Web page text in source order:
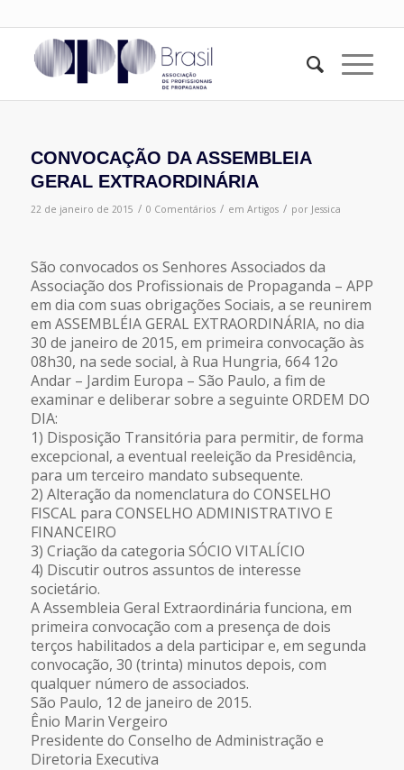
CONVOCAÇÃO DA ASSEMBLEIA
GERAL EXTRAORDINÁRIA
22 de janeiro de 2015 / 0 Comentários / em Artigos / por Jessica
São convocados os Senhores Associados da
Associação dos Profissionais de Propaganda – APP
em dia com suas obrigações Sociais, a se reunirem
em ASSEMBLÉIA GERAL EXTRAORDINÁRIA, no dia
30 de janeiro de 2015, em primeira convocação às
08h30, na sede social, à Rua Hungria, 664 12o
Andar – Jardim Europa – São Paulo, a fim de
examinar e deliberar sobre a seguinte ORDEM DO
DIA:
1) Disposição Transitória para permitir, de forma
excepcional, a eventual reeleição da Presidência,
para um terceiro mandato subsequente.
2) Alteração da nomenclatura do CONSELHO
FISCAL para CONSELHO ADMINISTRATIVO E
FINANCEIRO
3) Criação da categoria SÓCIO VITALÍCIO
4) Discutir outros assuntos de interesse
societário.
A Assembleia Geral Extraordinária funciona, em
primeira convocação com a presença de dois
terços habilitados a dela participar e, em segunda
convocação, 30 (trinta) minutos depois, com
qualquer número de associados.
São Paulo, 12 de janeiro de 2015.
Ênio Marin Vergeiro
Presidente do Conselho de Administração e
Diretoria Executiva